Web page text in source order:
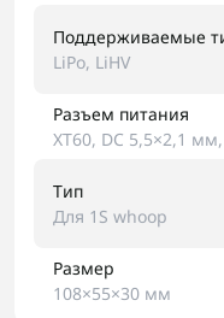
Поддерживаемые
LiPo, LiHV
Разъем питания
XT60, DC 5,5×2,1 мм,
Тип
Для 1S whoop
Размер
108×55×30 мм